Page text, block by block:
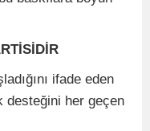
ifade eden
desteğini her geçen